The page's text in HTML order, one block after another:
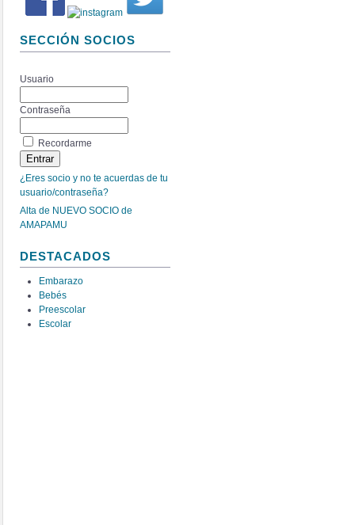
SECCIÓN SOCIOS
Usuario
Contraseña
Recordarme
¿Eres socio y no te acuerdas de tu
usuario/contraseña?
Alta de NUEVO SOCIO de
AMAPAMU
DESTACADOS
Embarazo
Bebés
Preescolar
Escolar